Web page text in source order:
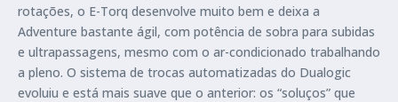
rotações, o E-Torq desenvolve muito bem e deixa a
Adventure bastante ágil, com potência de sobra para subidas
e ultrapassagens, mesmo com o ar-condicionado trabalhando
a pleno. O sistema de trocas automatizadas do Dualogic
evoluiu e está mais suave que o anterior: os “soluços” que